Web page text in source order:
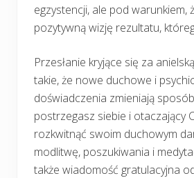
egzystencji, ale pod warunkiem,
pozytywną wizję rezultatu,
Przesłanie kryjące się za
takie, że nowe duchowe i
doświadczenia zmieniają
postrzegasz siebie i otaczający
rozkwitnąć swoim duchowym
modlitwę, poszukiwania i
także wiadomość gratulacyjna